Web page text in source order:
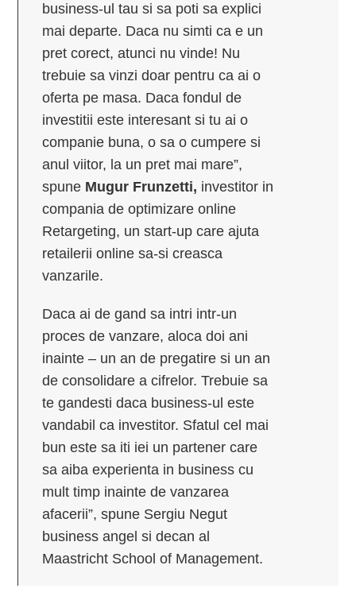
business-ul tau si sa poti sa explici
mai departe. Daca nu simti ca e un
pret corect, atunci nu vinde! Nu
trebuie sa vinzi doar pentru ca ai o
oferta pe masa. Daca fondul de
investitii este interesant si tu ai o
companie buna, o sa o cumpere si
anul viitor, la un pret mai mare”,
spune Mugur Frunzetti, investitor in
compania de optimizare online
Retargeting, un start-up care ajuta
retailerii online sa-si creasca
vanzarile.
Daca ai de gand sa intri intr-un
proces de vanzare, aloca doi ani
inainte – un an de pregatire si un an
de consolidare a cifrelor. Trebuie sa
te gandesti daca business-ul este
vandabil ca investitor. Sfatul cel mai
bun este sa iti iei un partener care
sa aiba experienta in business cu
mult timp inainte de vanzarea
afacerii”, spune Sergiu Negut
business angel si decan al
Maastricht School of Management.